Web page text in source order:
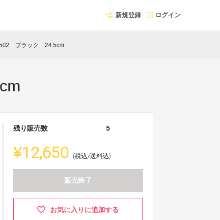
新規登録 ログイン
502 ブラック 24.5cm
残り販売数 5
¥12,650 (税込/送料込)
販売終了
お気に入りに追加する